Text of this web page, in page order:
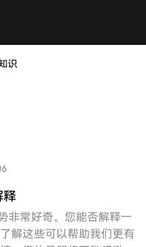
识
释
非常好奇。您能否解释一
解这些可以帮助我们更有